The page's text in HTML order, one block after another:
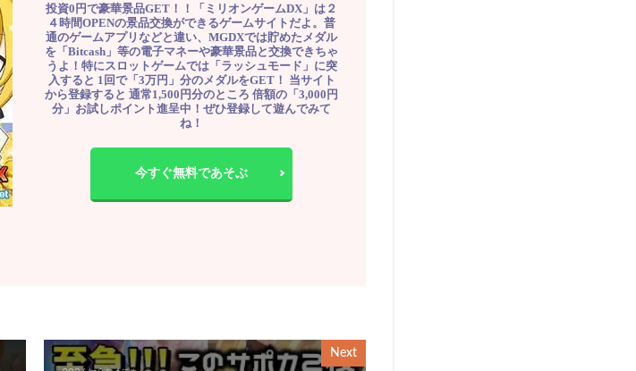
投資0円で豪華景品GET！！「ミリオンゲームDX」は２
４時間OPENの景品交換ができるゲームサイトだよ。普
通のゲームアプリなどと違い、MGDXでは貯めたメダル
を「Bitcash」等の電子マネーや豪華景品と交換できちゃ
うよ！特にスロットゲームでは「ラッシュモード」に突
入すると 1回で「3万円」分のメダルをGET！ 当サイト
から登録すると 通常1,500円分のところ 倍額の「3,000円
分」お試しポイント進呈中！ぜひ登録して遊んでみて
ね！
今すぐ無料であそぶ
Next